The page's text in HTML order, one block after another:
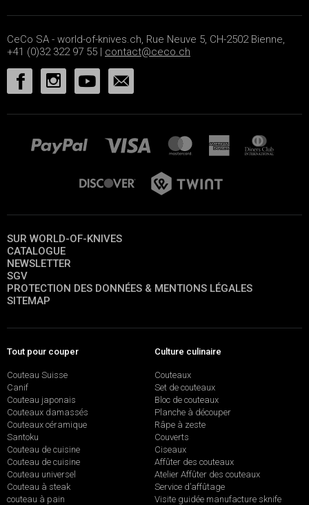
CeCo SA - world-of-knives.ch, Rue Neuve 5, CH-2502 Bienne,
+41 (0)32 322 97 55 | contact@ceco.ch
SUR WORLD-OF-KNIVES
CATALOGUE
NEWSLETTER
SGV
PROTECTION DES DONNÉES & MENTIONS LÉGALES
SITEMAP
Tout pour couper
Couteau Suisse
Canif
Couteau japonais
Couteaux damassés
Couteaux céramique
Santoku
Couteau de cuisine
Couteau de cuisine
Couteau universel
Couteau à steak
couteau à pain
Culture culinaire
Couteaux
Set de couteaux
Bloc de couteaux
Planche à découper
Râpe à zeste
Couverts
Ciseaux
Affûter des couteaux
Atelier Affûter des couteaux
Service d’affûtage
Visite guidée manufacture sknife